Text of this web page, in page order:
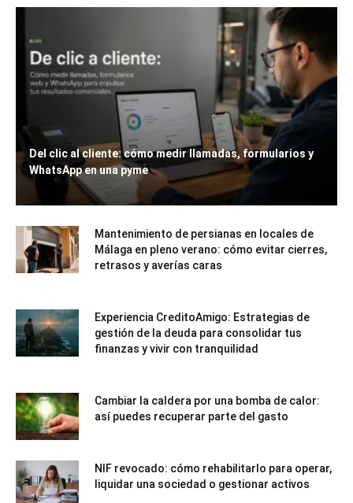
Del clic al cliente: cómo medir llamadas, formularios y
WhatsApp en una pyme
Mantenimiento de persianas en locales de
Málaga en pleno verano: cómo evitar cierres,
retrasos y averías caras
Experiencia CreditoAmigo: Estrategias de
gestión de la deuda para consolidar tus
finanzas y vivir con tranquilidad
Cambiar la caldera por una bomba de calor:
así puedes recuperar parte del gasto
NIF revocado: cómo rehabilitarlo para operar,
liquidar una sociedad o gestionar activos